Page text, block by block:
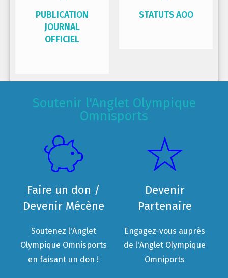
PUBLICATION
JOURNAL
OFFICIEL
STATUTS AOO
Soutenir l'Anglet Olympique
Omnisports
Faire un don /
Devenir Mécène
Soutenez l'Anglet
Olympique Omnisports
en faisant un don !
Devenir
Partenaire
Engagez-vous auprès
de l'Anglet Olympique
Omniports